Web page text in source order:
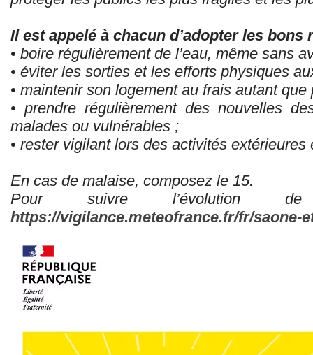
Il est appelé à chacun d’adopter les bons
• boire régulièrement de l’eau, même sans
• éviter les sorties et les efforts physiques
• maintenir son logement au frais autant que
• prendre régulièrement des nouvelles
malades ou vulnérables ;
• rester vigilant lors des activités
En cas de malaise, composez le 15.
Pour suivre l’évolution
https://vigilance.meteofrance.fr/fr/saone-